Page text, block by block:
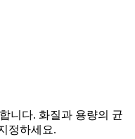
니다. 화질과 용량의 균
정하세요.